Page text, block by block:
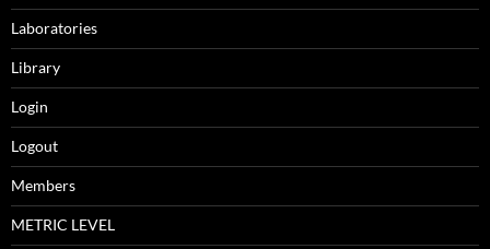
Laboratories
Library
Login
Logout
Members
METRIC LEVEL